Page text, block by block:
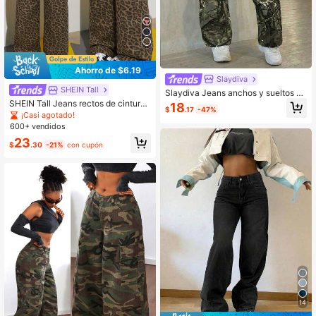
Ahorro de $6.19
SHEIN Tall
SHEIN Tall Jeans rectos de cintura
baja con estampado de leopardo y l
avado, para mujeres altas
¡Casi agotado!
600+ vendidos
$23.30 -21% con cupón
Slaydiva
Slaydiva Jeans anchos y sueltos de
mujer con patrón de ramas
$18.17 -47%
14